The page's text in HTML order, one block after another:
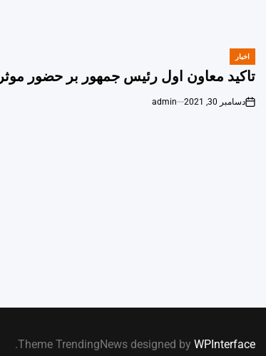
POSTED
IN
اخبار
تاکید معاون اول رئیس جمهور بر حضور
on
دسامبر 30, 2021 admin
Theme TrendingNews designed by WPInterface
.